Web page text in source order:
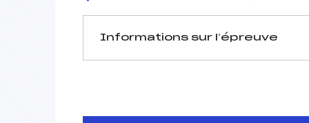
Informations sur l’épreuve
D.T Adjoint :